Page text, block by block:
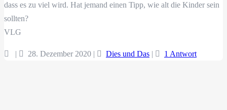
dass es zu viel wird. Hat jemand einen Tipp, wie alt die Kinder sein
sollten?
VLG
| 28. Dezember 2020 | Dies und Das | 1 Antwort